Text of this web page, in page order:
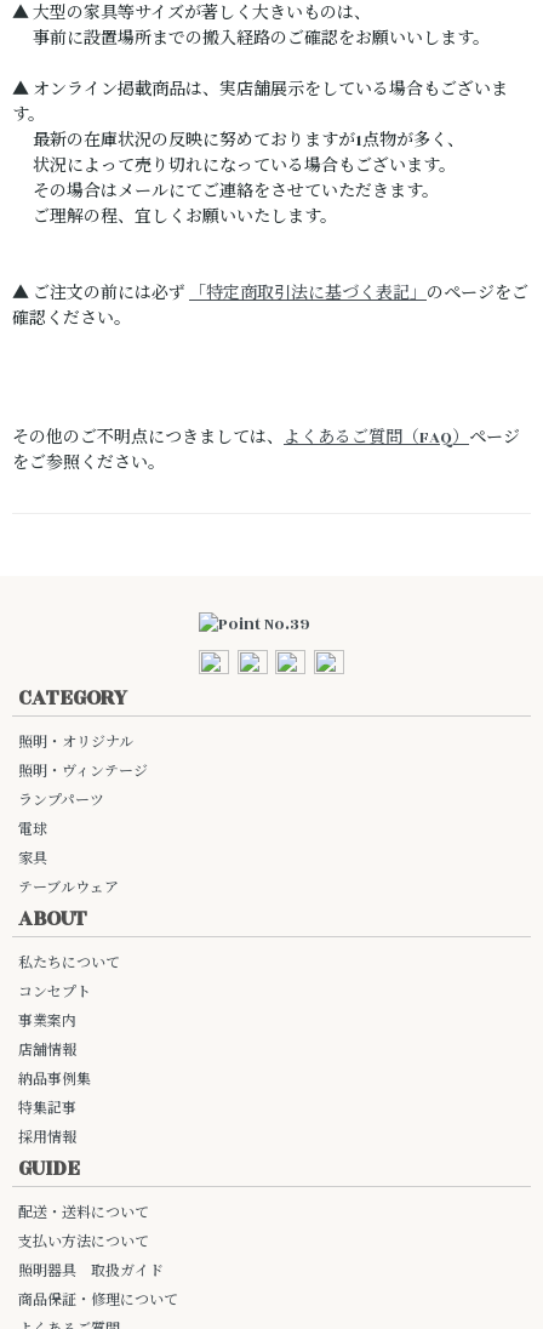
▲ 大型の家具等サイズが著しく大きいものは、
事前に設置場所までの搬入経路のご確認をお願いいします。
▲ オンライン掲載商品は、実店舗展示をしている場合もございま
す。
最新の在庫状況の反映に努めておりますが1点物が多く、
状況によって売り切れになっている場合もございます。
その場合はメールにてご連絡をさせていただきます。
ご理解の程、宜しくお願いいたします。
▲ ご注文の前には必ず 「特定商取引法に基づく表記」のページをご
確認ください。
その他のご不明点につきましては、 よくあるご質問（FAQ）ページ
をご参照ください。
CATEGORY
照明・オリジナル
照明・ヴィンテージ
ランプパーツ
電球
家具
テーブルウェア
ABOUT
私たちについて
コンセプト
事業案内
店舗情報
納品事例集
特集記事
採用情報
GUIDE
配送・送料について
支払い方法について
照明器具 取扱ガイド
商品保証・修理について